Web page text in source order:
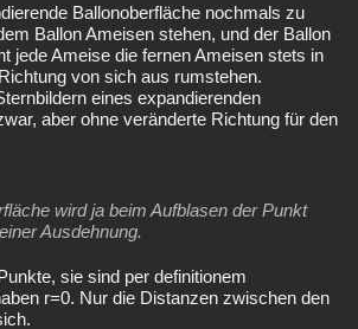
Ballonoberfläche nochmals zu
Ballon Ameisen stehen, und der Ballon
jede Ameise die fernen Ameisen stets in
von sich aus rumstehen.
eines expandierenden
aber ohne veränderte Richtung für den
wird ja beim Aufblasen der Punkt
Ausdehnung.
sie sind per definitionem
r=0. Nur die Distanzen zwischen den